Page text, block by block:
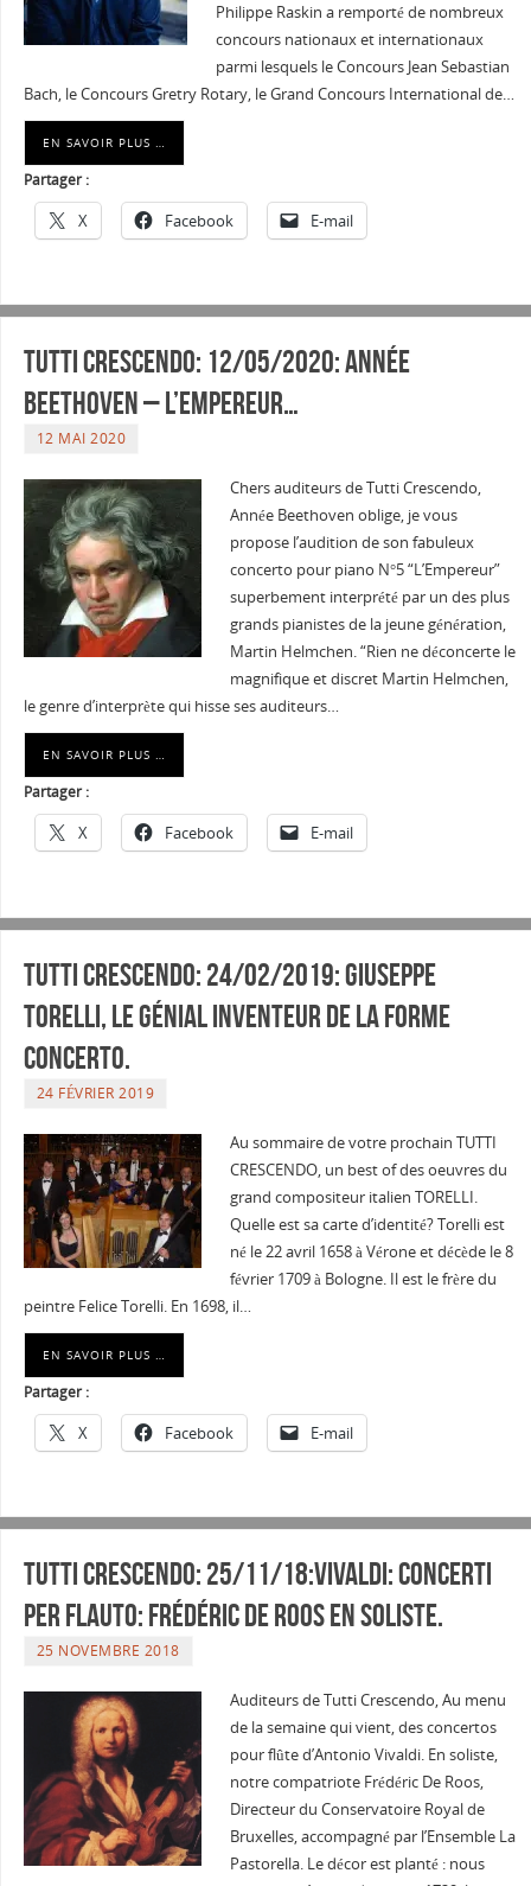
Philippe Raskin a remporté de nombreux
concours nationaux et internationaux
parmi lesquels le Concours Jean Sebastian
Bach, le Concours Gretry Rotary, le Grand Concours International de…
EN SAVOIR PLUS …
Partager :
X Facebook E-mail
Tutti Crescendo: 12/05/2020: Année
Beethoven – L’Empereur…
12 MAI 2020
Chers auditeurs de Tutti Crescendo,
Année Beethoven oblige, je vous
propose l’audition de son fabuleux
concerto pour piano N°5 “L’Empereur”
superbement interprété par un des plus
grands pianistes de la jeune génération,
Martin Helmchen. “Rien ne déconcerte le
magnifique et discret Martin Helmchen,
le genre d’interprète qui hisse ses auditeurs…
EN SAVOIR PLUS …
Partager :
X Facebook E-mail
Tutti Crescendo: 24/02/2019: GIUSEPPE
TORELLI, le génial inventeur de la forme
CONCERTO.
24 FÉVRIER 2019
Au sommaire de votre prochain TUTTI
CRESCENDO, un best of des oeuvres du
grand compositeur italien TORELLI.
Quelle est sa carte d’identité? Torelli est
né le 22 avril 1658 à Vérone et décède le 8
février 1709 à Bologne. Il est le frère du
peintre Felice Torelli. En 1698, il…
EN SAVOIR PLUS …
Partager :
X Facebook E-mail
Tutti Crescendo: 25/11/18:Vivaldi: Concerti
per flauto: Frédéric De Roos en soliste.
25 NOVEMBRE 2018
Auditeurs de Tutti Crescendo, Au menu
de la semaine qui vient, des concertos
pour flûte d’Antonio Vivaldi. En soliste,
notre compatriote Frédéric De Roos,
Directeur du Conservatoire Royal de
Bruxelles, accompagné par l’Ensemble La
Pastorella. Le décor est planté : nous